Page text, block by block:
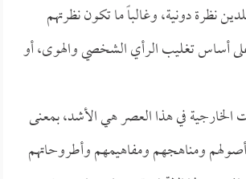
نظرة دونية، وغالباً ما تكون نظرتهم
أساس تغليب الرأي الشخصي والهوى، أو
الخارجية في هذا العصر هي الأشد، بمعنى
أصولهم ومناهجهم ومفاهيمهم وأطروحاتهم